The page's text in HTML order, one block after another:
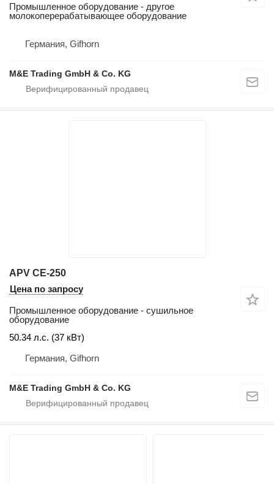
Промышленное оборудование - другое
молокоперерабатывающее оборудование
Германия, Gifhorn
M&E Trading GmbH & Co. KG
APV CE-250
Цена по запросу
Промышленное оборудование - сушильное
оборудование
50.34 л.с. (37 кВт)
Германия, Gifhorn
M&E Trading GmbH & Co. KG